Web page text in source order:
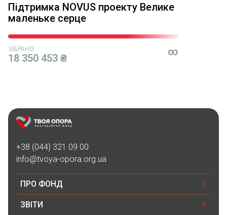
Підтримка NOVUS проекту Велике
маленьке серце
ЗІБРАНО
18 350 453 ₴
∞
+38 (044) 321 09 00
info@tvoya-opora.org.ua
ПРО ФОНД
ЗВІТИ